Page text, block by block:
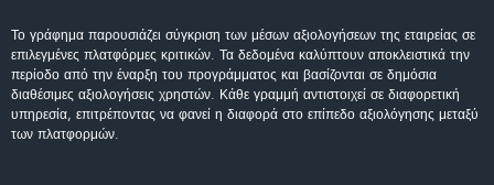
Το γράφημα παρουσιάζει σύγκριση των μέσων αξιολογήσεων της εταιρείας σε
επιλεγμένες πλατφόρμες κριτικών. Τα δεδομένα καλύπτουν αποκλειστικά την
περίοδο από την έναρξη του προγράμματος και βασίζονται σε δημόσια
διαθέσιμες αξιολογήσεις χρηστών. Κάθε γραμμή αντιστοιχεί σε διαφορετική
υπηρεσία, επιτρέποντας να φανεί η διαφορά στο επίπεδο αξιολόγησης μεταξύ
των πλατφορμών.